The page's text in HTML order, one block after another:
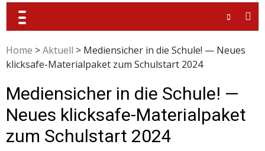
Home >Aktuell > Mediensicher in die Schule! — Neues
klicksafe-Materialpaket zum Schulstart 2024
Mediensicher in die Schule! —
Neues klicksafe-Materialpaket
zum Schulstart 2024